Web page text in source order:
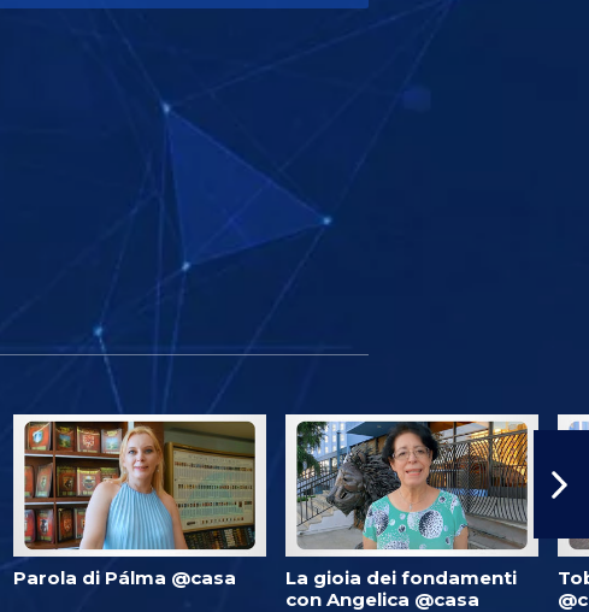
Parola di Pálma @casa
La gioia dei fondamenti
con Angelica @casa